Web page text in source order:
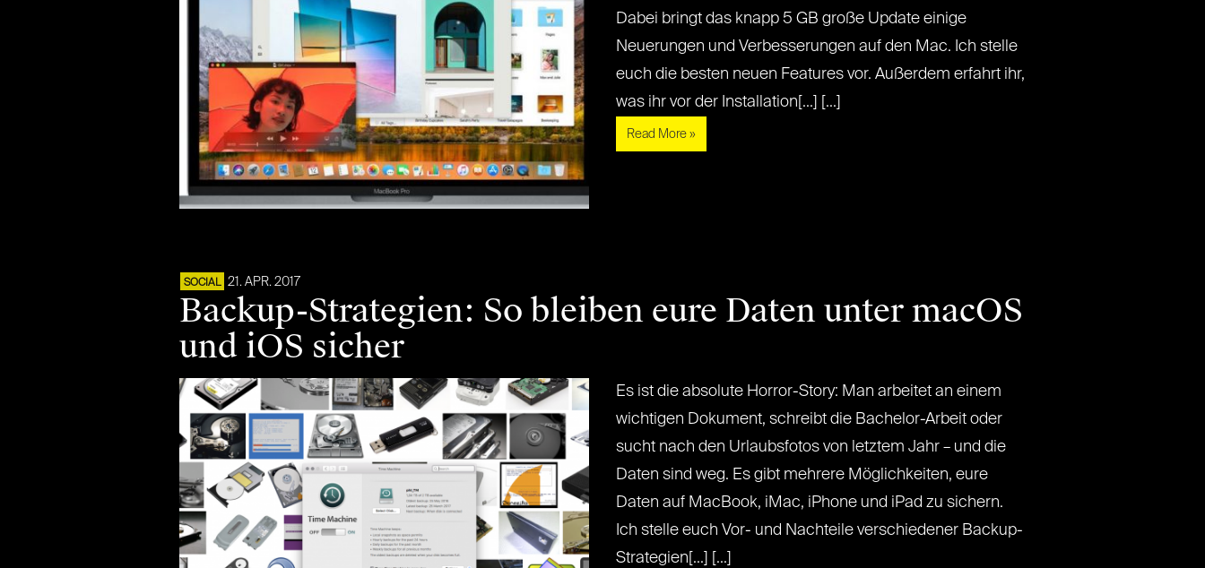
Dabei bringt das knapp 5 GB große Update einige
Neuerungen und Verbesserungen auf den Mac. Ich stelle
euch die besten neuen Features vor. Außerdem erfahrt ihr,
was ihr vor der Installation[...] [...]
Read More »
SOCIAL 21. APR. 2017
Backup-Strategien: So bleiben eure Daten unter macOS
und iOS sicher
Es ist die absolute Horror-Story: Man arbeitet an einem
wichtigen Dokument, schreibt die Bachelor-Arbeit oder
sucht nach den Urlaubsfotos von letztem Jahr – und die
Daten sind weg. Es gibt mehrere Möglichkeiten, eure
Daten auf MacBook, iMac, iPhone und iPad zu sichern.
Ich stelle euch Vor- und Nachteile verschiedener Backup-
Strategien[...] [...]